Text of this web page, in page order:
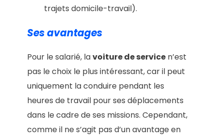
trajets domicile-travail).
Ses avantages
Pour le salarié, lavoiture de service n’est
pas le choix le plus intéressant, car il peut
uniquement la conduire pendant les
heures de travail pour ses déplacements
dans le cadre de ses missions. Cependant,
comme il ne s’agit pas d’un avantage en